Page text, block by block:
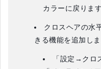
カラーに戻ります
クロスヘアの水
きる機能を追加しま
「設定→クロ